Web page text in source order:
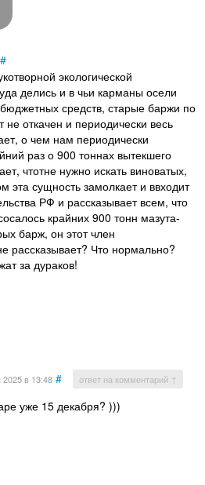
#
экологической
делись и в чьи карманы осели
средств, старые баржи по
откачен и периодически весь
о чем нам периодически
раз о 900 тоннах вытекшего
чтотне нужно искать виноватых,
эта сущность замолкает и ввходит
РФ и рассказывает всем, что
крайних 900 тонн мазута-
барж, он этот член
рассказывает? Что нормально?
за дураков!
2025в 13:48 # ответ на комментарий ↑
уже 15 декабря? )))